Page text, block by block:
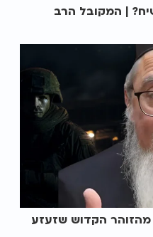
| המקובל הרב
הקדוש שזעזע